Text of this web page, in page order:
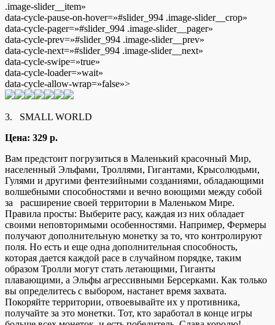
.image-slider__item»
data-cycle-pause-on-hover=»#slider_994 .image-slider__crop»
data-cycle-pager=»#slider_994 .image-slider__pager»
data-cycle-prev=»#slider_994 .image-slider__prev»
data-cycle-next=»#slider_994 .image-slider__next»
data-cycle-swipe=»true»
data-cycle-loader=»wait»
data-cycle-allow-wrap=»false»>
3. SMALL WORLD
Цена: 329 р.
Вам предстоит погрузиться в Маленький красочный Мир,
населенный Эльфами, Троллями, Гигантами, Крысолюдьми,
Гулями и другими фентезийными созданиями, обладающими
волшебными способностями и вечно воющими между собой
за расширение своей территории в Маленьком Мире.
Правила просты: Выберите расу, каждая из них обладает
своими неповторимыми особенностями. Например, Фермеры
получают дополнительную монетку за то, что контролируют
поля. Но есть и еще одна дополнительная способность,
которая дается каждой расе в случайном порядке, таким
образом Тролли могут стать летающими, Гиганты
плавающими, а Эльфы агрессивными Берсерками. Как только
вы определитесь с выбором, настанет время захвата.
Покоряйте территории, отвоевывайте их у противника,
получайте за это монетки. Тот, кто заработал в конце игры